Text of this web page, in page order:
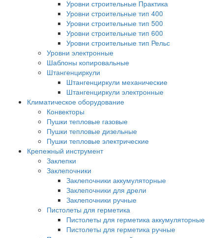
Уровни строительные Практика
Уровни строительные тип 400
Уровни строительные тип 500
Уровни строительные тип 600
Уровни строительные тип Рельс
Уровни электронные
Шаблоны копировальные
Штангенциркули
Штангенциркули механические
Штангенциркули электронные
Климатическое оборудование
Конвекторы
Пушки тепловые газовые
Пушки тепловые дизельные
Пушки тепловые электрические
Крепежный инструмент
Заклепки
Заклепочники
Заклепочники аккумуляторные
Заклепочники для дрели
Заклепочники ручные
Пистолеты для герметика
Пистолеты для герметика аккумуляторные
Пистолеты для герметика ручные